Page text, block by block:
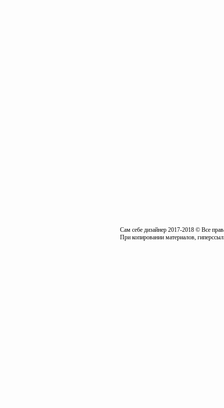
Сам себе дизайнер 2017-2018 © Все
При копировании материалов,